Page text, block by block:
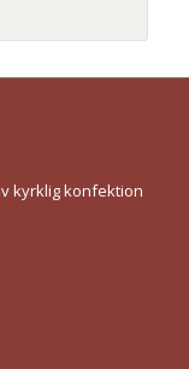
kyrklig konfektion